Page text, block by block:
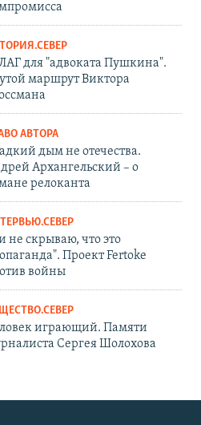
для "адвоката Пушкина".
маршрут Виктора
АВТОРА
дым не отечества.
Архангельский – о
релоканта
не скрываю, что это
Проект Fertoke
войны
играющий. Памяти
Сергея Шолохова